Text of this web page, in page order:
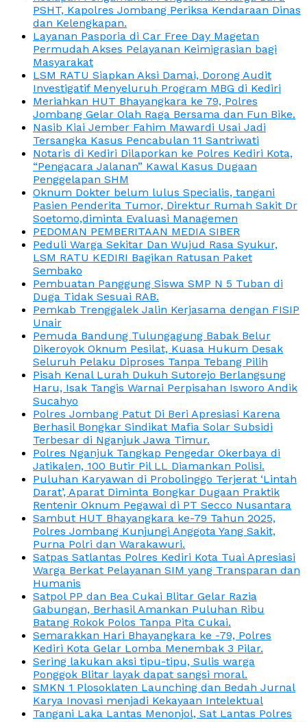
PSHT, Kapolres Jombang Periksa Kendaraan Dinas
dan Kelengkapan.
Layanan Pasporia di Car Free Day Magetan
Permudah Akses Pelayanan Keimigrasian bagi
Masyarakat
LSM RATU Siapkan Aksi Damai, Dorong Audit
Investigatif Menyeluruh Program MBG di Kediri
Meriahkan HUT Bhayangkara ke 79, Polres
Jombang Gelar Olah Raga Bersama dan Fun Bike.
Nasib Kiai Jember Fahim Mawardi Usai Jadi
Tersangka Kasus Pencabulan 11 Santriwati
Notaris di Kediri Dilaporkan ke Polres Kediri Kota,
“Pengacara Jalanan” Kawal Kasus Dugaan
Penggelapan SHM
Oknum Dokter belum lulus Specialis, tangani
Pasien Penderita Tumor, Direktur Rumah Sakit Dr
Soetomo,diminta Evaluasi Managemen
PEDOMAN PEMBERITAAN MEDIA SIBER
Peduli Warga Sekitar Dan Wujud Rasa Syukur,
LSM RATU KEDIRI Bagikan Ratusan Paket
Sembako
Pembuatan Panggung Siswa SMP N 5 Tuban di
Duga Tidak Sesuai RAB.
Pemkab Trenggalek Jalin Kerjasama dengan FISIP
Unair
Pemuda Bandung Tulungagung Babak Belur
Dikeroyok Oknum Pesilat, Kuasa Hukum Desak
Seluruh Pelaku Diproses Tanpa Tebang Pilih
Pisah Kenal Lurah Dukuh Sutorejo Berlangsung
Haru, Isak Tangis Warnai Perpisahan Isworo Andik
Sucahyo
Polres Jombang Patut Di Beri Apresiasi Karena
Berhasil Bongkar Sindikat Mafia Solar Subsidi
Terbesar di Nganjuk Jawa Timur.
Polres Nganjuk Tangkap Pengedar Okerbaya di
Jatikalen, 100 Butir Pil LL Diamankan Polisi.
Puluhan Karyawan di Probolinggo Terjerat ‘Lintah
Darat’, Aparat Diminta Bongkar Dugaan Praktik
Rentenir Oknum Pegawai di PT Secco Nusantara
Sambut HUT Bhayangkara ke-79 Tahun 2025,
Polres Jombang Kunjungi Anggota Yang Sakit,
Purna Polri dan Warakawuri.
Satpas Satlantas Polres Kediri Kota Tuai Apresiasi
Warga Berkat Pelayanan SIM yang Transparan dan
Humanis
Satpol PP dan Bea Cukai Blitar Gelar Razia
Gabungan, Berhasil Amankan Puluhan Ribu
Batang Rokok Polos Tanpa Pita Cukai.
Semarakkan Hari Bhayangkara ke -79, Polres
Kediri Kota Gelar Lomba Menembak 3 Pilar.
Sering lakukan aksi tipu-tipu, Sulis warga
Ponggok Blitar layak dapat sangsi moral.
SMKN 1 Plosoklaten Launching dan Bedah Jurnal
Karya Inovasi menjadi Kekayaan Intelektual
Tangani Laka Lantas Menonjol, Sat Lantas Polres